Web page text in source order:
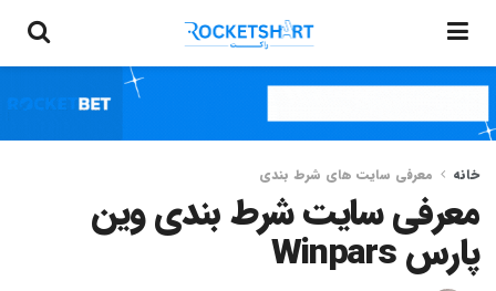
خانه معرفی سایت های شرط بندی
معرفی سایت شرط بندی وین
پارس Winpars